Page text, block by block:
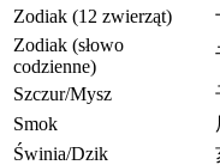
Zodiak (12 zwierząt)
Zodiak (słowo
codzienne)
Szczur/Mysz
Smok
Świnia/Dzik